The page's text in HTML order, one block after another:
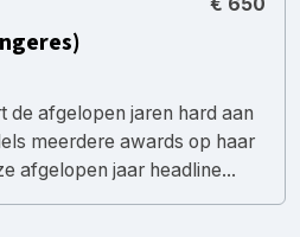
de afgelopen jaren hard aan
meerdere awards op haar
afgelopen jaar headline...